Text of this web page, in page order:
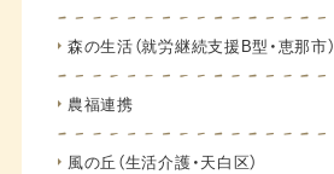
森の生活（就労継続支援B型・恵那市）
農福連携
風の丘（生活介護・天白区）